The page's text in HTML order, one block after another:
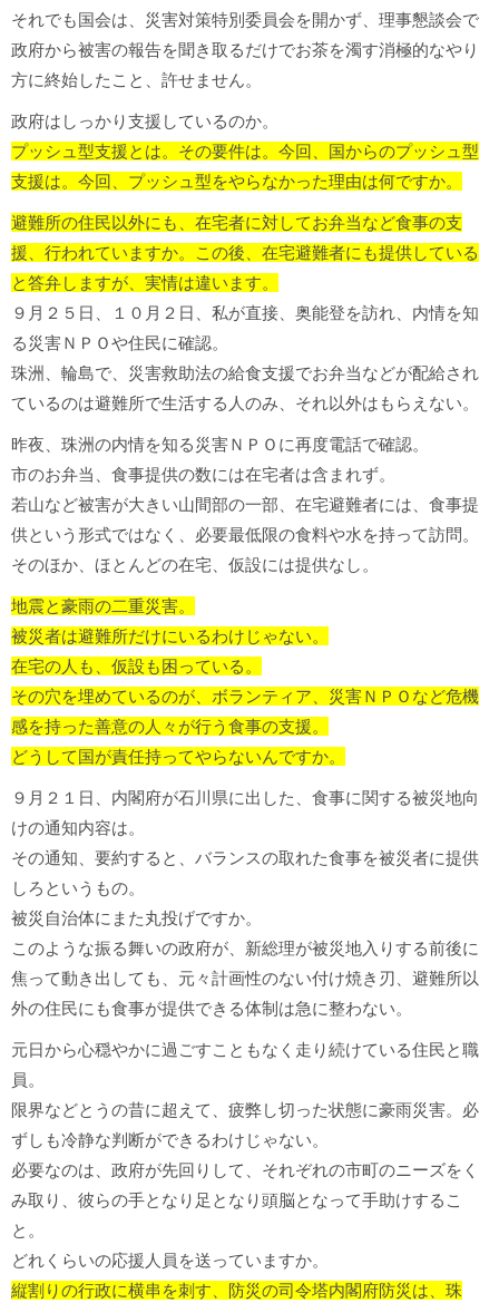
それでも国会は、災害対策特別委員会を開かず、理事懇談会で
政府から被害の報告を聞き取るだけでお茶を濁す消極的なやり
方に終始したこと、許せません。
政府はしっかり支援しているのか。
プッシュ型支援とは。その要件は。今回、国からのプッシュ型
支援は。 今回、プッシュ型をやらなかった理由は何ですか。
避難所の住民以外にも、在宅者に対してお弁当など食事の支
援、行われていますか。
この後、在宅避難者にも提供している
と答弁しますが、実情は違います。
９月２５日、１０月２日、私が直接、奥能登を訪れ、内情を知
る災害ＮＰＯや住民に確認。
珠洲、輪島で、災害救助法の給食支援でお弁当などが配給され
ているのは避難所で生活する人のみ、それ以外はもらえない。
昨夜、珠洲の内情を知る災害ＮＰＯに再度電話で確認。
市のお弁当、食事提供の数には在宅者は含まれず。
若山など被害が大きい山間部の一部、在宅避難者には、食事提
供という形式ではなく、必要最低限の食料や水を持って訪問。
そのほか、ほとんどの在宅、仮設には提供なし。
地震と豪雨の二重災害。
被災者は避難所だけにいるわけじゃない。
在宅の人も、仮設も困っている。
その穴を埋めているのが、ボランティア、災害ＮＰＯなど危機
感を持った善意の人々が行う食事の支援。
どうして国が責任持ってやらないんですか。
９月２１日、内閣府が石川県に出した、食事に関する被災地向
けの通知内容は。
その通知、要約すると、バランスの取れた食事を被災者に提供
しろというもの。
被災自治体にまた丸投げですか。
このような振る舞いの政府が、新総理が被災地入りする前後に
焦って動き出しても、元々計画性のない付け焼き刃、避難所以
外の住民にも食事が提供できる体制は急に整わない。
元日から心穏やかに過ごすこともなく走り続けている住民と職
員。
限界などとうの昔に超えて、疲弊し切った状態に豪雨災害。必
ずしも冷静な判断ができるわけじゃない。
必要なのは、政府が先回りして、それぞれの市町のニーズをく
み取り、彼らの手となり足となり頭脳となって手助けするこ
と。
どれくらいの応援人員を送っていますか。
縦割りの行政に横串を刺す、防災の司令塔内閣府防災は、珠